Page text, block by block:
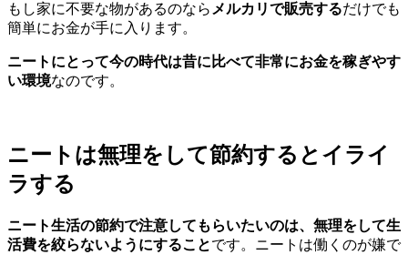
もし家に不要な物があるのなら メルカリで販売するだけでも
簡単にお金が手に入ります。
ニートにとって今の時代は昔に比べて非常にお金を稼ぎやす
い環境なのです。
ニートは無理をして節約するとイライ
ラする
ニート生活の節約で注意してもらいたいのは、無理をして生
活費を絞らないようにすることです。ニートは働くのが嫌で